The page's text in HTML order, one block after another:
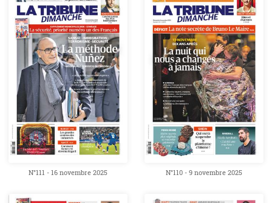
N°111 - 16 novembre 2025 N°110 - 9 novembre 2025